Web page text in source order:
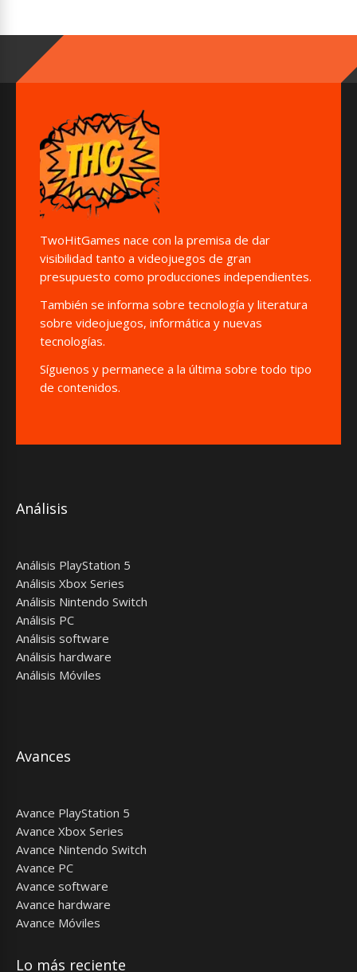
TwoHitGames nace con la premisa de dar
visibilidad tanto a videojuegos de gran
presupuesto como producciones independientes.
También se informa sobre tecnología y literatura
sobre videojuegos, informática y nuevas
tecnologías.
Síguenos y permanece a la última sobre todo tipo
de contenidos.
Análisis
Análisis PlayStation 5
Análisis Xbox Series
Análisis Nintendo Switch
Análisis PC
Análisis software
Análisis hardware
Análisis Móviles
Avances
Avance PlayStation 5
Avance Xbox Series
Avance Nintendo Switch
Avance PC
Avance software
Avance hardware
Avance Móviles
Lo más reciente